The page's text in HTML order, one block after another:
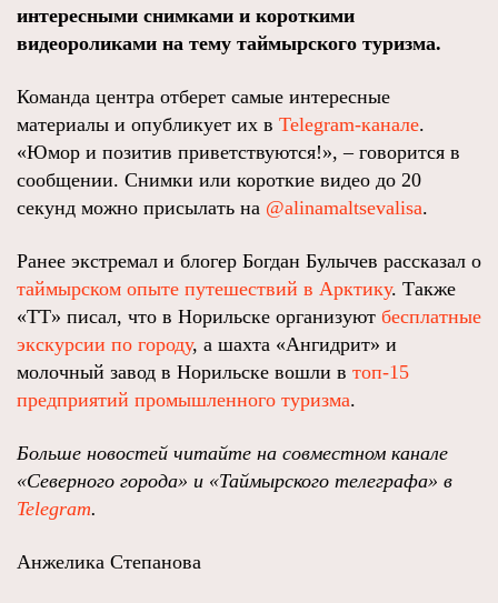
интересными снимками и короткими
видеороликами на тему таймырского туризма.
Команда центра отберет самые интересные
материалы и опубликует их в Telegram-канале.
«Юмор и позитив приветствуются!», – говорится в
сообщении. Снимки или короткие видео до 20
секунд можно присылать на @alinamaltsevalisa.
Ранее экстремал и блогер Богдан Булычев рассказал о
таймырском опыте путешествий в Арктику. Также
«ТТ» писал, что в Норильске организуют бесплатные
экскурсии по городу, а шахта «Ангидрит» и
молочный завод в Норильске вошли в топ-15
предприятий промышленного туризма.
Больше новостей читайте на совместном канале
«Северного города» и «Таймырского телеграфа» в
Telegram.
Анжелика Степанова